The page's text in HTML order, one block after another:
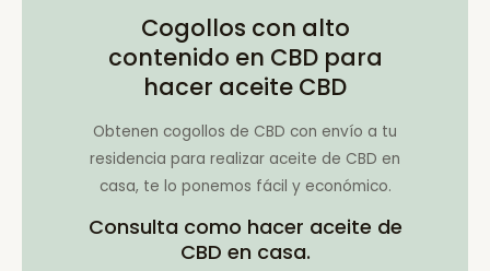
Cogollos con alto
contenido en CBD para
hacer aceite CBD
Obtenen cogollos de CBD con envío a tu
residencia para realizar aceite de CBD en
casa, te lo ponemos fácil y económico.
Consulta como hacer aceite de
CBD en casa.